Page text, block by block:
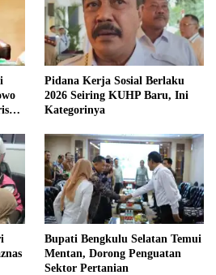
Pidana Kerja Sosial Berlaku
2026 Seiring KUHP Baru, Ini
Kategorinya
Bupati Bengkulu Selatan Temui
Mentan, Dorong Penguatan
Sektor Pertanian